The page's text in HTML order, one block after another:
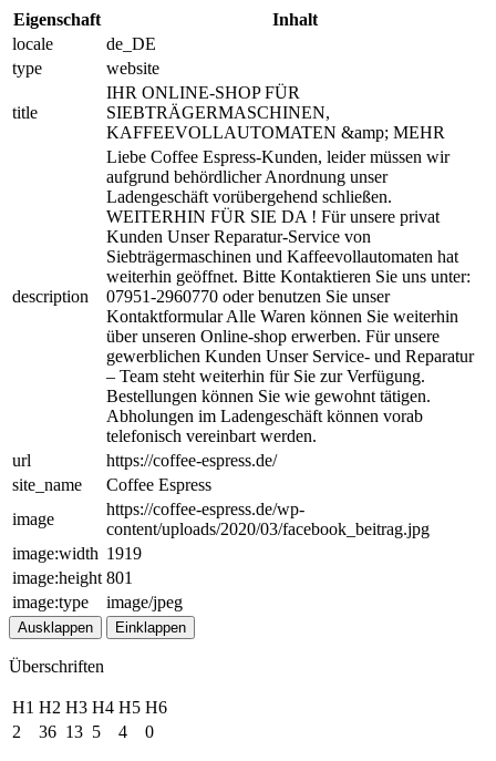
Eigenschaft
Inhalt
locale
de_DE
type
website
title
IHR ONLINE-SHOP FÜR
SIEBTRÄGERMASCHINEN,
KAFFEEVOLLAUTOMATEN &amp; MEHR
description
Liebe Coffee Espress-Kunden, leider müssen wir
aufgrund behördlicher Anordnung unser
Ladengeschäft vorübergehend schließen.
WEITERHIN FÜR SIE DA ! Für unsere privat
Kunden Unser Reparatur-Service von
Siebträgermaschinen und Kaffeevollautomaten hat
weiterhin geöffnet. Bitte Kontaktieren Sie uns unter:
07951-2960770 oder benutzen Sie unser
Kontaktformular Alle Waren können Sie weiterhin
über unseren Online-shop erwerben. Für unsere
gewerblichen Kunden Unser Service- und Reparatur
– Team steht weiterhin für Sie zur Verfügung.
Bestellungen können Sie wie gewohnt tätigen.
Abholungen im Ladengeschäft können vorab
telefonisch vereinbart werden.
url
https://coffee-espress.de/
site_name
Coffee Espress
image
https://coffee-espress.de/wp-
content/uploads/2020/03/facebook_beitrag.jpg
image:width 1919
image:height 801
image:type
image/jpeg
Ausklappen Einklappen
Überschriften
H1 H2 H3 H4 H5 H6
2
36 13 5 4 0